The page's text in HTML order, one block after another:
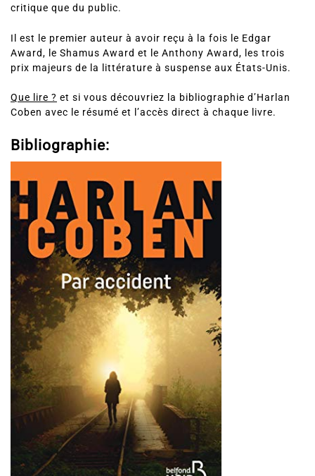
critique que du public.
Il est le premier auteur à avoir reçu à la fois le Edgar
Award, le Shamus Award et le Anthony Award, les trois
prix majeurs de la littérature à suspense aux États-Unis.
Que lire ? et si vous découvriez la bibliographie d’Harlan
Coben avec le résumé et l’accès direct à chaque livre.
Bibliographie: